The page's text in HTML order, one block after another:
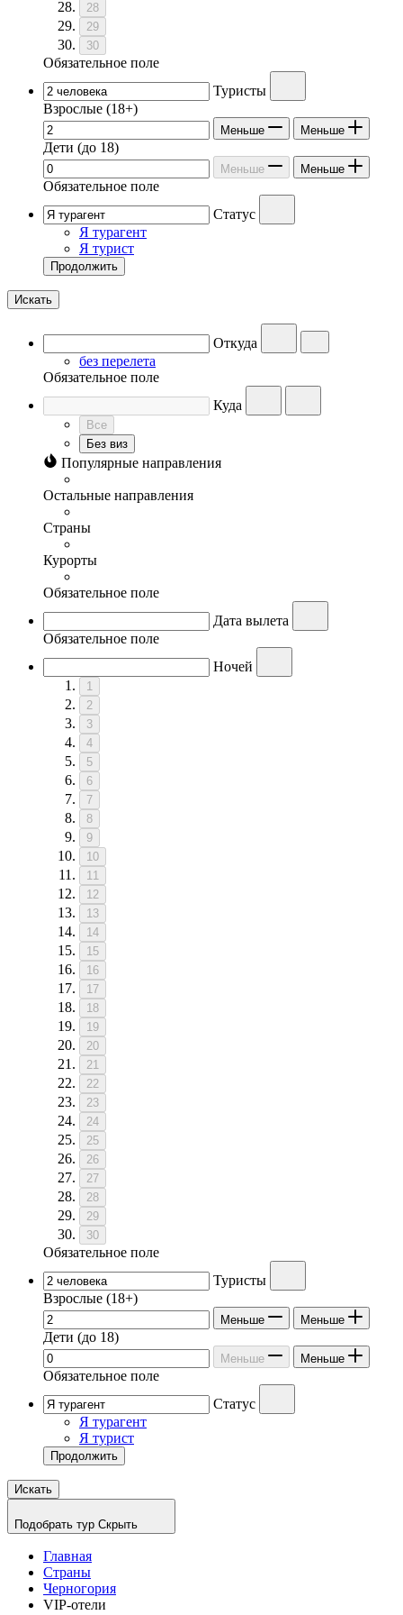
28
29
30
Обязательное поле
Туристы
Взрослые (18+)
Меньше Меньше
Дети (до 18)
Меньше Меньше
Обязательное поле
Статус
Я турагент
Я турист
Продолжить
Искать
Откуда
без перелета
Обязательное поле
Куда
Все
Без виз
Популярные направления
Остальные направления
Страны
Курорты
Обязательное поле
Дата вылета
Обязательное поле
Ночей
1
2
3
4
5
6
7
8
9
10
11
12
13
14
15
16
17
18
19
20
21
22
23
24
25
26
27
28
29
30
Обязательное поле
Туристы
Взрослые (18+)
Меньше Меньше
Дети (до 18)
Меньше Меньше
Обязательное поле
Статус
Я турагент
Я турист
Продолжить
Искать
Подобрать тур Скрыть
Главная
Страны
Черногория
VIP-отели